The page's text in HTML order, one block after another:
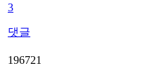
3
댓글
196721